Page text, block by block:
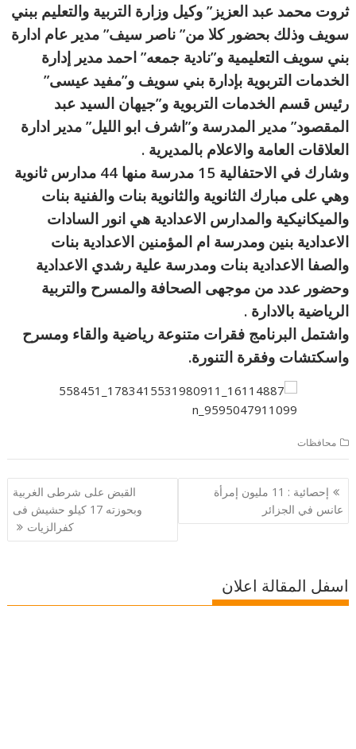
ثروت محمد عبد العزيز” وكيل وزارة التربية والتعليم ببني
سويف وذلك بحضور كلا من” ناصر سيف” مدير عام ادارة
بني سويف التعليمية و”نادية جمعه” احمد مدير إدارة
الخدمات التربوية بإدارة بني سويف و”مفيد عيسى”
رئيس قسم الخدمات التربوية و”جيهان السيد عبد
المقصود” مدير المدرسة و”اشرف ابو الليل” مدير ادارة
العلاقات العامة والاعلام بالمديرية .
وشارك في الاحتفالية 15 مدرسة منها 44 مدارس ثانوية
وهي على مبارك الثانوية والثانوية بنات والفنية بنات
والميكانيكية والمدارس الاعدادية هي انور السادات
الاعدادية بنين ومدرسة ام المؤمنين الاعدادية بنات
والصفا الاعدادية بنات ومدرسة علية رشدي الاعدادية
وحضور عدد من موجهى الصحافة والمسرح والتربية
الرياضية بالادارة .
واشتمل البرنامج فقرات متنوعة رياضية والقاء ومسرح
واسكتشات وفقرة التنورة.
محافظات
تصفّح
المقالات
إحصائية : 11 مليون إمرأة
عانس في الجزائر
القبض على شرطى الغربية
وبحوزته 17 كيلو حشيش فى
كفرالزيات
اسفل المقالة اعلان